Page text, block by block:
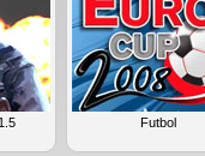
Futbol